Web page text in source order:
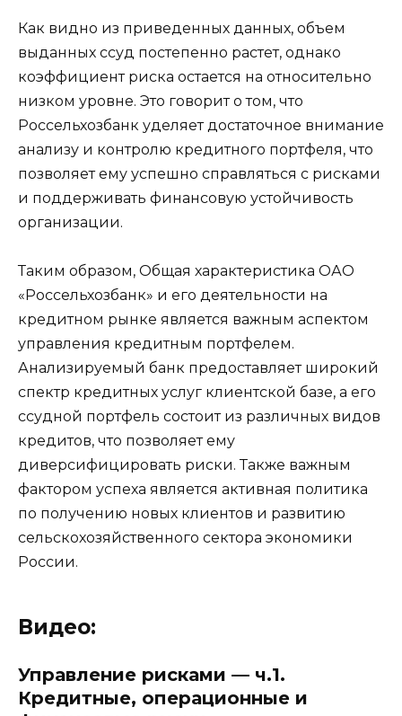
Как видно из приведенных данных, объем
выданных ссуд постепенно растет, однако
коэффициент риска остается на относительно
низком уровне. Это говорит о том, что
Россельхозбанк уделяет достаточное внимание
анализу и контролю кредитного портфеля, что
позволяет ему успешно справляться с рисками
и поддерживать финансовую устойчивость
организации.
Таким образом, Общая характеристика ОАО
«Россельхозбанк» и его деятельности на
кредитном рынке является важным аспектом
управления кредитным портфелем.
Анализируемый банк предоставляет широкий
спектр кредитных услуг клиентской базе, а его
ссудной портфель состоит из различных видов
кредитов, что позволяет ему
диверсифицировать риски. Также важным
фактором успеха является активная политика
по получению новых клиентов и развитию
сельскохозяйственного сектора экономики
России.
Видео:
Управление рисками — ч.1.
Кредитные, операционные и